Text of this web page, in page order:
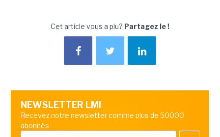
Cet article vous a plu? Partagez le !
NEWSLETTER LMI
Recevez notre newsletter comme plus de 50000
abonnés